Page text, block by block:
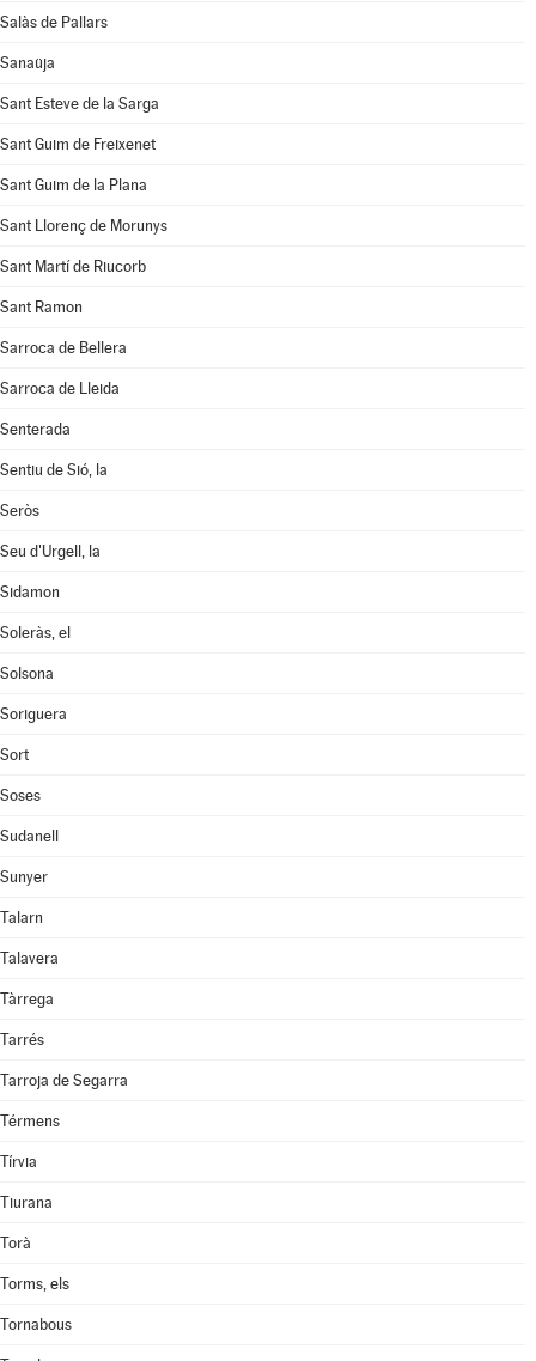
Salàs de Pallars
Sanaüja
Sant Esteve de la Sarga
Sant Guim de Freixenet
Sant Guim de la Plana
Sant Llorenç de Morunys
Sant Martí de Riucorb
Sant Ramon
Sarroca de Bellera
Sarroca de Lleida
Senterada
Sentiu de Sió, la
Seròs
Seu d'Urgell, la
Sidamon
Soleràs, el
Solsona
Soriguera
Sort
Soses
Sudanell
Sunyer
Talarn
Talavera
Tàrrega
Tarrés
Tarroja de Segarra
Térmens
Tírvia
Tiurana
Torà
Torms, els
Tornabous